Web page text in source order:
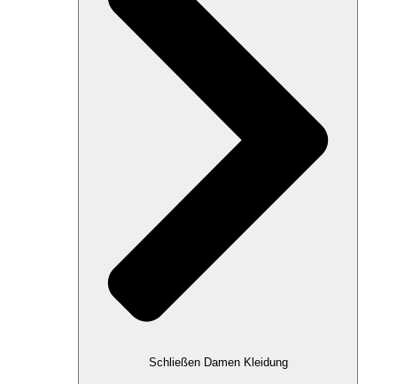
Schließen Damen Kleidung